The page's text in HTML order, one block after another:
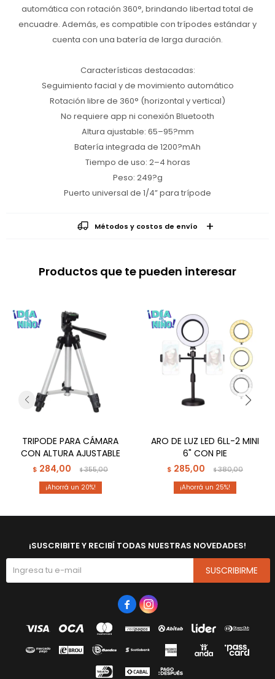
automática con rotación 360°, brindando libertad total de
encuadre. Además, es compatible con trípodes estándar y
cuenta con una batería de larga duración.
Características destacadas:
Seguimiento facial y de movimiento automático
Rotación libre de 360° (horizontal y vertical)
No requiere app ni conexión Bluetooth
Altura ajustable: 65–95?mm
Batería integrada de 1200?mAh
Tiempo de uso: 2–4 horas
Peso: 249?g
Puerto universal de 1/4” para trípode
Métodos y costos de envío
Productos que te pueden interesar
TRIPODE PARA CÁMARA
CON ALTURA AJUSTABLE
$ 284,00 $355,00
20
ARO DE LUZ LED 6LL-2 MINI
6" CON PIE
$ 285,00 $380,00
25
¡SUSCRIBITE Y RECIBÍ TODAS NUESTRAS NOVEDADES!
SUSCRIBIRME
 